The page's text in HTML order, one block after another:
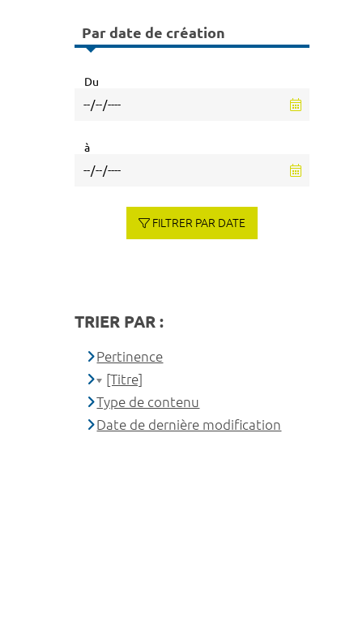
Par date de création
Du
à
FILTRER PAR DATE
TRIER PAR :
Pertinence
[Titre]
Type de contenu
Date de dernière modification